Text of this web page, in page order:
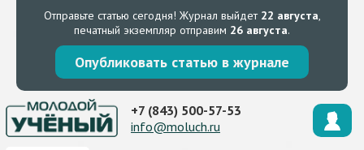
Отправьте статью сегодня! Журнал выйдет 22 августа,
печатный экземпляр отправим 26 августа.
Опубликовать статью в журнале
+7 (843) 500-57-53
info@moluch.ru